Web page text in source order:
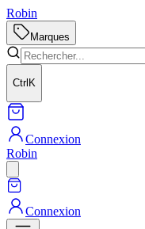
Robin
Marques
Ctrl K
Connexion
Robin
Connexion